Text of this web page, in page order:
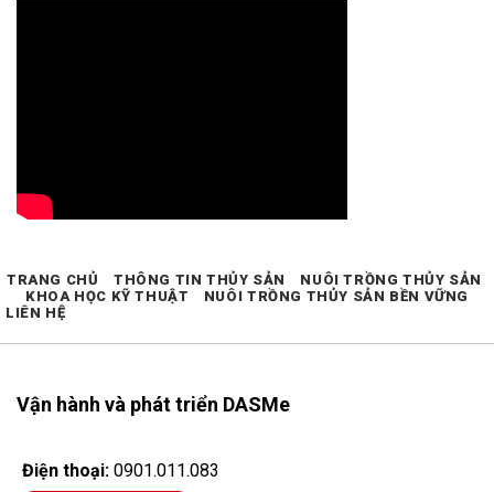
Vận hành và phát triển DASMe
Điện thoại: 0901.011.083
TRANG CHỦ THÔNG TIN THỦY SẢN
NUÔI TRỒNG THỦY SẢN
KHOA HỌC KỸ THUẬT
NUÔI TRỒNG THỦY SẢN BỀN VỮNG
LIÊN HỆ